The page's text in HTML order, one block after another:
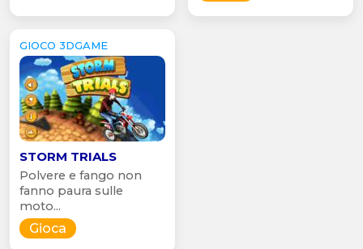
GIOCO 3DGAME
STORM TRIALS
Polvere e fango non
fanno paura sulle
moto...
Gioca